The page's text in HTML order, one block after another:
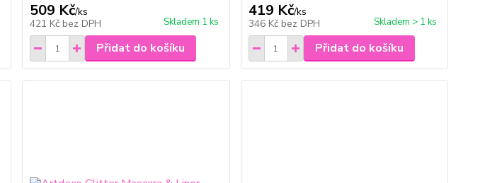
509 Kč/ks
421 Kč bez DPH Skladem 1 ks
Přidat do košíku
419 Kč/ks
346 Kč bez DPH Skladem > 1 ks
Přidat do košíku